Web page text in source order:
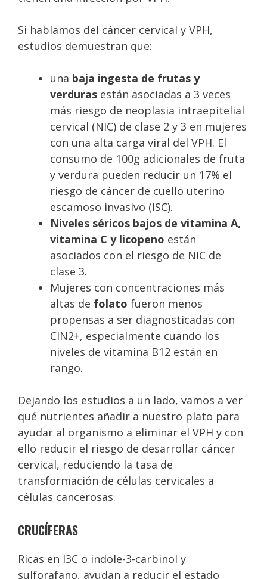
Si hablamos del cáncer cervical y VPH,
estudios demuestran que:
una baja ingesta de frutas y
verduras están asociadas a 3 veces
más riesgo de neoplasia intraepitelial
cervical (NIC) de clase 2 y 3 en mujeres
con una alta carga viral del VPH. El
consumo de 100g adicionales de fruta
y verdura pueden reducir un 17% el
riesgo de cáncer de cuello uterino
escamoso invasivo (ISC).
Niveles séricos bajos de vitamina A,
vitamina C y licopeno están
asociados con el riesgo de NIC de
clase 3.
Mujeres con concentraciones más
altas de folato fueron menos
propensas a ser diagnosticadas con
CIN2+, especialmente cuando los
niveles de vitamina B12 están en
rango.
Dejando los estudios a un lado, vamos a ver
qué nutrientes añadir a nuestro plato para
ayudar al organismo a eliminar el VPH y con
ello reducir el riesgo de desarrollar cáncer
cervical, reduciendo la tasa de
transformación de células cervicales a
células cancerosas.
CRUCÍFERAS
Ricas en I3C o indole-3-carbinol y
sulforafano, ayudan a reducir el estado